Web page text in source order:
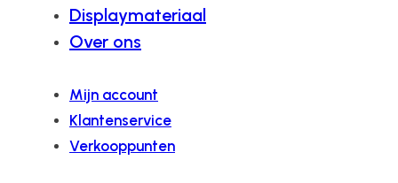
Displaymateriaal
Over ons
Mijn account
Klantenservice
Verkooppunten